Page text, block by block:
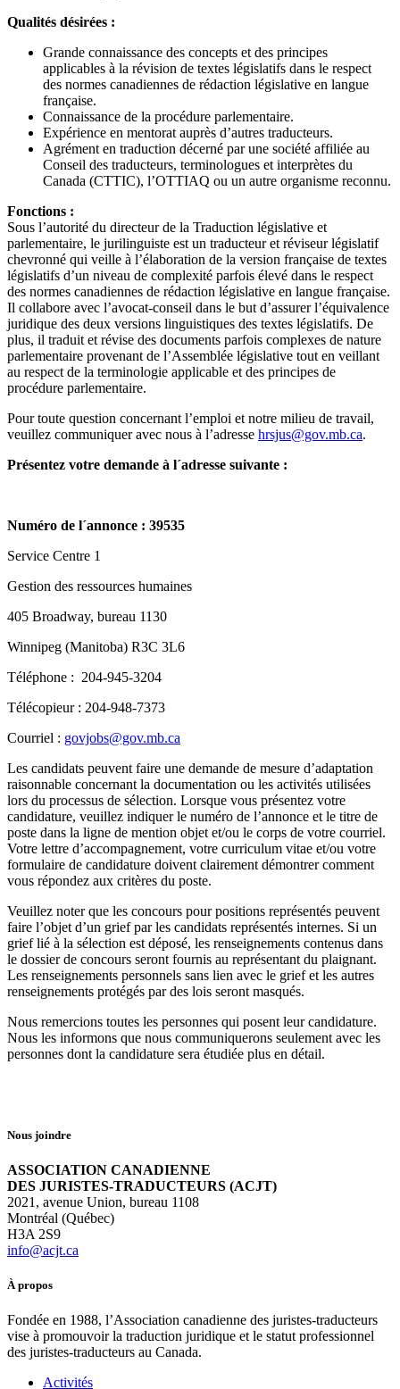
Qualités désirées :
Grande connaissance des concepts et des principes
applicables à la révision de textes législatifs dans le respect
des normes canadiennes de rédaction législative en langue
française.
Connaissance de la procédure parlementaire.
Expérience en mentorat auprès d’autres traducteurs.
Agrément en traduction décerné par une société affiliée au
Conseil des traducteurs, terminologues et interprètes du
Canada (CTTIC), l’OTTIAQ ou un autre organisme reconnu.
Fonctions :
Sous l’autorité du directeur de la Traduction législative et
parlementaire, le jurilinguiste est un traducteur et réviseur législatif
chevronné qui veille à l’élaboration de la version française de textes
législatifs d’un niveau de complexité parfois élevé dans le respect
des normes canadiennes de rédaction législative en langue française.
Il collabore avec l’avocat-conseil dans le but d’assurer l’équivalence
juridique des deux versions linguistiques des textes législatifs. De
plus, il traduit et révise des documents parfois complexes de nature
parlementaire provenant de l’Assemblée législative tout en veillant
au respect de la terminologie applicable et des principes de
procédure parlementaire.
Pour toute question concernant l’emploi et notre milieu de travail,
veuillez communiquer avec nous à l’adresse hrsjus@gov.mb.ca.
Présentez votre demande à l´adresse suivante :
Numéro de l´annonce : 39535
Service Centre 1
Gestion des ressources humaines
405 Broadway, bureau 1130
Winnipeg (Manitoba) R3C 3L6
Téléphone : 204-945-3204
Télécopieur : 204-948-7373
Courriel : govjobs@gov.mb.ca
Les candidats peuvent faire une demande de mesure d’adaptation
raisonnable concernant la documentation ou les activités utilisées
lors du processus de sélection. Lorsque vous présentez votre
candidature, veuillez indiquer le numéro de l’annonce et le titre de
poste dans la ligne de mention objet et/ou le corps de votre courriel.
Votre lettre d’accompagnement, votre curriculum vitae et/ou votre
formulaire de candidature doivent clairement démontrer comment
vous répondez aux critères du poste.
Veuillez noter que les concours pour positions représentés peuvent
faire l’objet d’un grief par les candidats représentés internes. Si un
grief lié à la sélection est déposé, les renseignements contenus dans
le dossier de concours seront fournis au représentant du plaignant.
Les renseignements personnels sans lien avec le grief et les autres
renseignements protégés par des lois seront masqués.
Nous remercions toutes les personnes qui posent leur candidature.
Nous les informons que nous communiquerons seulement avec les
personnes dont la candidature sera étudiée plus en détail.
Nous joindre
ASSOCIATION CANADIENNE
DES JURISTES-TRADUCTEURS (ACJT)
2021, avenue Union, bureau 1108
Montréal (Québec)
H3A 2S9
info@acjt.ca
À propos
Fondée en 1988, l’Association canadienne des juristes-traducteurs
vise à promouvoir la traduction juridique et le statut professionnel
des juristes-traducteurs au Canada.
Activités